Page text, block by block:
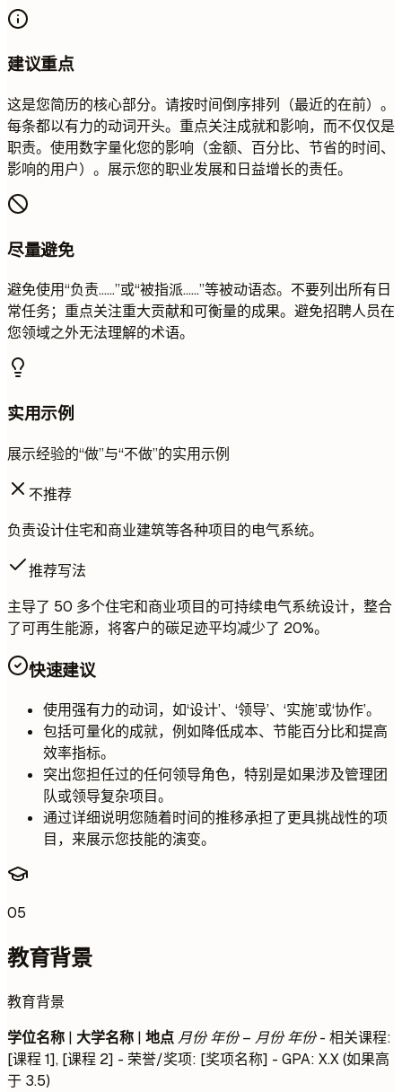
建议重点
这是您简历的核心部分。请按时间倒序排列（最近的在前）。
每条都以有力的动词开头。重点关注成就和影响，而不仅仅是
职责。使用数字量化您的影响（金额、百分比、节省的时间、
影响的用户）。展示您的职业发展和日益增长的责任。
尽量避免
避免使用“负责……”或“被指派……”等被动语态。不要列出所有日
常任务；重点关注重大贡献和可衡量的成果。避免招聘人员在
您领域之外无法理解的术语。
实用示例
展示经验的“做”与“不做”的实用示例
不推荐
负责设计住宅和商业建筑等各种项目的电气系统。
推荐写法
主导了 50 多个住宅和商业项目的可持续电气系统设计，整合
了可再生能源，将客户的碳足迹平均减少了 20%。
快速建议
使用强有力的动词，如‘设计’、‘领导’、‘实施’或‘协作’。
包括可量化的成就，例如降低成本、节能百分比和提高
效率指标。
突出您担任过的任何领导角色，特别是如果涉及管理团
队或领导复杂项目。
通过详细说明您随着时间的推移承担了更具挑战性的项
目，来展示您技能的演变。
05
教育背景
教育背景
学位名称 | 大学名称 | 地点 月份 年份 – 月份 年份- 相关课程:
[课程 1], [课程 2] - 荣誉/奖项: [奖项名称] - GPA: X.X (如果高
于 3.5)